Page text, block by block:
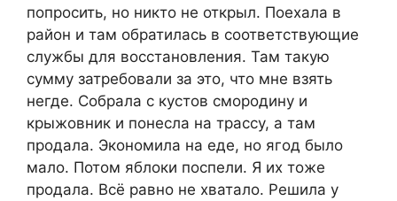
попросить, но никто не открыл. Поехала в
район и там обратилась в соответствующие
службы для восстановления. Там такую
сумму затребовали за это, что мне взять
негде. Собрала с кустов смородину и
крыжовник и понесла на трассу, а там
продала. Экономила на еде, но ягод было
мало. Потом яблоки поспели. Я их тоже
продала. Всё равно не хватало. Решила у